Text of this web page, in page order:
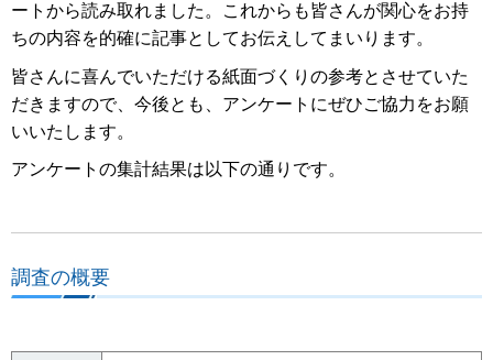
ートから読み取れました。これからも皆さんが関心をお持
ちの内容を的確に記事としてお伝えしてまいります。
皆さんに喜んでいただける紙面づくりの参考とさせていた
だきますので、今後とも、アンケートにぜひご協力をお願
いいたします。
アンケートの集計結果は以下の通りです。
調査の概要